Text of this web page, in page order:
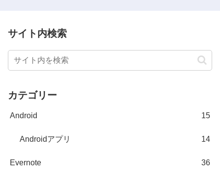
サイト内検索
カテゴリー
Android 15
Androidアプリ 14
Evernote 36